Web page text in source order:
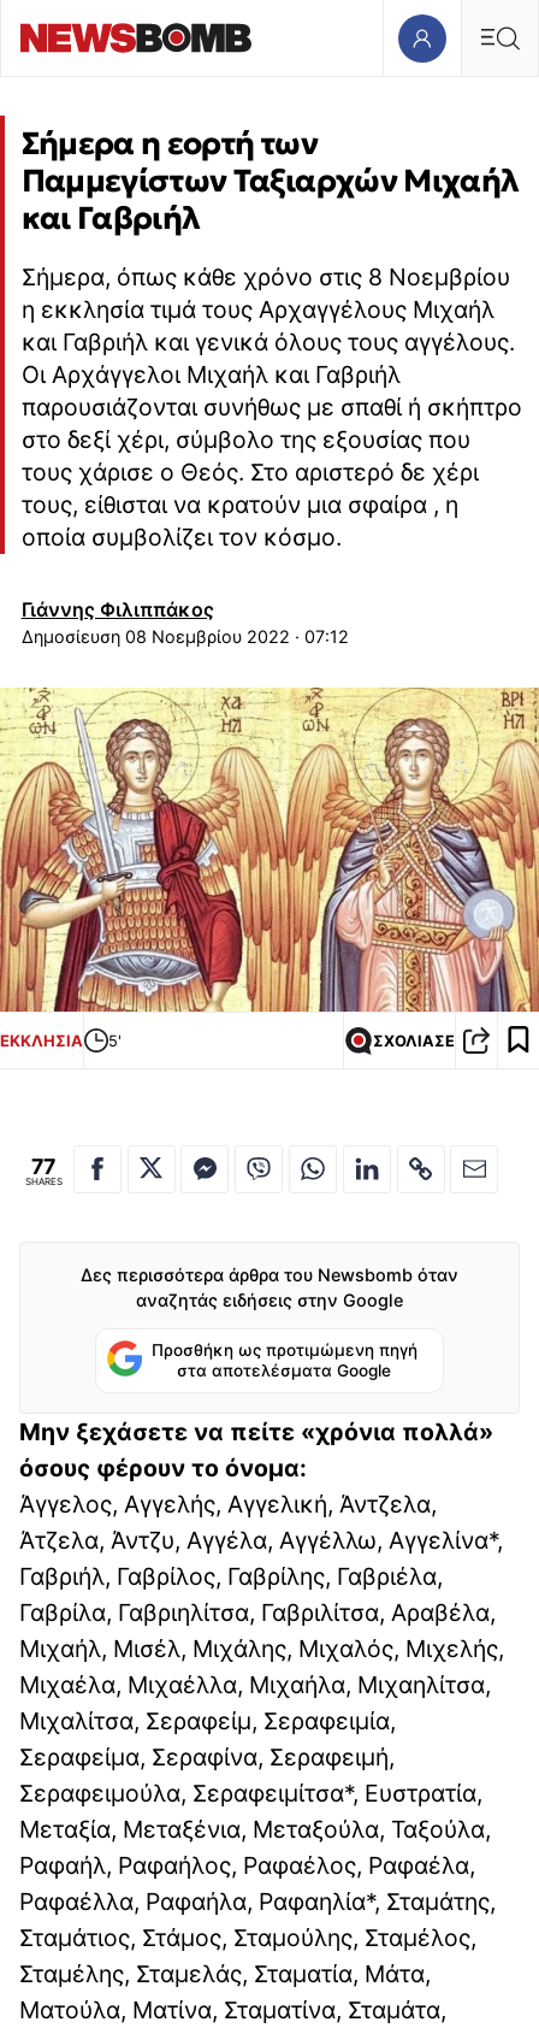
Σήμερα η εορτή των
Παμμεγίστων Ταξιαρχών Μιχαήλ
και Γαβριήλ
Σήμερα, όπως κάθε χρόνο στις 8 Νοεμβρίου
η εκκλησία τιμά τους Αρχαγγέλους Μιχαήλ
και Γαβριήλ και γενικά όλους τους αγγέλους.
Οι Αρχάγγελοι Μιχαήλ και Γαβριήλ
παρουσιάζονται συνήθως με σπαθί ή σκήπτρο
στο δεξί χέρι, σύμβολο της εξουσίας που
τους χάρισε ο Θεός. Στο αριστερό δε χέρι
τους, είθισται να κρατούν μια σφαίρα , η
οποία συμβολίζει τον κόσμο.
Γιάννης Φιλιππάκος
08 Νοεμβρίου 2022 · 07:12
ΕΚΚΛΗΣΙΑ 5' ΣΧΟΛΙΑΣΕ
77
SHARES
Δες περισσότερα άρθρα του Newsbomb όταν
αναζητάς ειδήσεις στην Google
Προσθήκη ως προτιμώμενη πηγή
στα αποτελέσματα Google
Μην ξεχάσετε να πείτε «χρόνια πολλά»
όσους φέρουν το όνομα:
Άγγελος, Αγγελής, Αγγελική, Άντζελα,
Άτζελα, Άντζυ, Αγγέλα, Αγγέλλω, Αγγελίνα*,
Γαβριήλ, Γαβρίλος, Γαβρίλης, Γαβριέλα,
Γαβρίλα, Γαβριηλίτσα, Γαβριλίτσα, Αραβέλα,
Μιχαήλ, Μισέλ, Μιχάλης, Μιχαλός, Μιχελής,
Μιχαέλα, Μιχαέλλα, Μιχαήλα, Μιχαηλίτσα,
Μιχαλίτσα, Σεραφείμ, Σεραφειμία,
Σεραφείμα, Σεραφίνα, Σεραφειμή,
Σεραφειμούλα, Σεραφειμίτσα*, Ευστρατία,
Μεταξία, Μεταξένια, Μεταξούλα, Ταξούλα,
Ραφαήλ, Ραφαήλος, Ραφαέλος, Ραφαέλα,
Ραφαέλλα, Ραφαήλα, Ραφαηλία*, Σταμάτης,
Σταμάτιος, Στάμος, Σταμούλης, Σταμέλος,
Σταμέλης, Σταμελάς, Σταματία, Μάτα,
Ματούλα, Ματίνα, Σταματίνα, Σταμάτα,